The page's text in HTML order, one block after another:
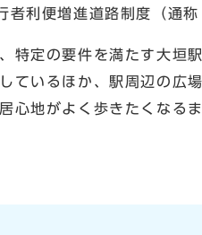
利便増進道路制度（通
定の要件を満たす大垣
ているほか、駅周辺の広
心地がよく歩きたくなる